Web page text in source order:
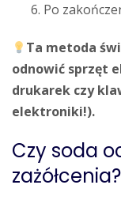
Po
Ta metoda
odnowić sprzęt
drukarek czy
elektroniki!).
Czy soda
zażółcenia?